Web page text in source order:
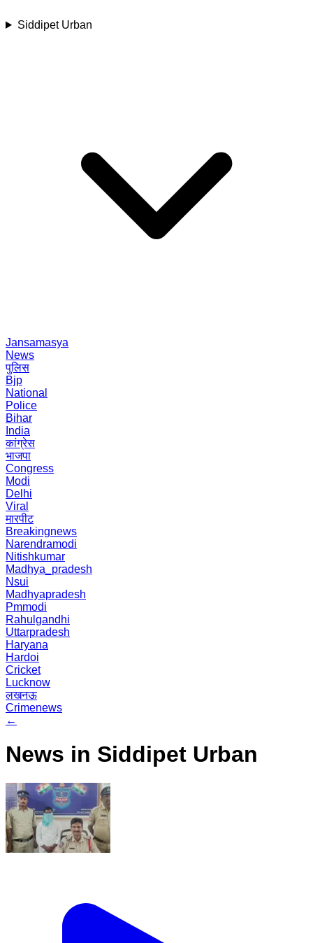
Siddipet Urban
Jansamasya
News
पुलिस
Bjp
National
Police
Bihar
India
कांग्रेस
भाजपा
Congress
Modi
Delhi
Viral
मारपीट
Breakingnews
Narendramodi
Nitishkumar
Madhya_pradesh
Nsui
Madhyapradesh
Pmmodi
Rahulgandhi
Uttarpradesh
Haryana
Hardoi
Cricket
Lucknow
लखनऊ
Crimenews
←
News in Siddipet Urban